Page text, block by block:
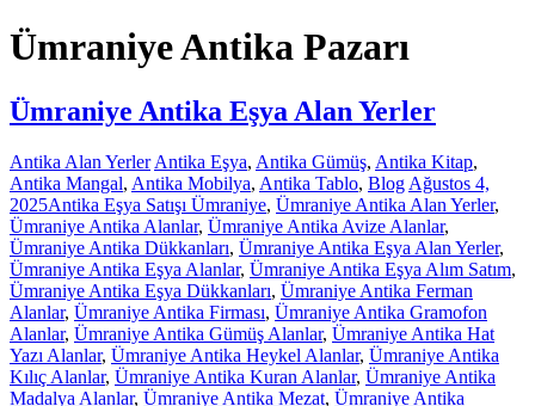
Ümraniye Antika Pazarı
Ümraniye Antika Eşya Alan Yerler
Antika Alan Yerler Antika Eşya, Antika Gümüş, Antika Kitap,
Antika Mangal, Antika Mobilya, Antika Tablo, Blog Ağustos 4,
2025Antika Eşya Satışı Ümraniye, Ümraniye Antika Alan Yerler,
Ümraniye Antika Alanlar, Ümraniye Antika Avize Alanlar,
Ümraniye Antika Dükkanları, Ümraniye Antika Eşya Alan Yerler,
Ümraniye Antika Eşya Alanlar, Ümraniye Antika Eşya Alım Satım,
Ümraniye Antika Eşya Dükkanları, Ümraniye Antika Ferman
Alanlar, Ümraniye Antika Firması, Ümraniye Antika Gramofon
Alanlar, Ümraniye Antika Gümüş Alanlar, Ümraniye Antika Hat
Yazı Alanlar, Ümraniye Antika Heykel Alanlar, Ümraniye Antika
Kılıç Alanlar, Ümraniye Antika Kuran Alanlar, Ümraniye Antika
Madalya Alanlar, Ümraniye Antika Mezat, Ümraniye Antika